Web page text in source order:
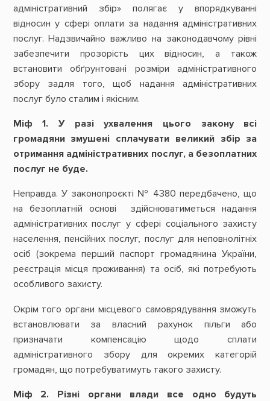
адміністративний збір» полягає у впорядкуванні
відносин у сфері оплати за надання адміністративних
послуг. Надзвичайно важливо на законодавчому рівні
забезпечити прозорість цих відносин, а також
встановити обґрунтовані розміри адміністративного
збору задля того, щоб надання адміністративних
послуг було сталим і якісним.
Міф 1. У разі ухвалення цього закону всі
громадяни змушені сплачувати великий збір за
отримання адміністративних послуг, а безоплатних
послуг не буде.
Неправда. У законопроєкті № 4380 передбачено, що
на безоплатній основі здійснюватиметься надання
адміністративних послуг у сфері соціального захисту
населення, пенсійних послуг, послуг для неповнолітніх
осіб (зокрема перший паспорт громадянина України,
реєстрація місця проживання) та осіб, які потребують
особливого захисту.
Окрім того органи місцевого самоврядування зможуть
встановлювати за власний рахунок пільги або
призначати компенсацію щодо сплати
адміністративного збору для окремих категорій
громадян, що потребуватимуть такого захисту.
Міф 2. Різні органи влади все одно будуть